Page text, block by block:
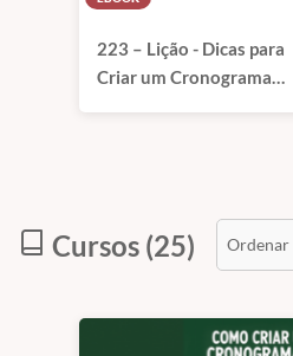
223 – Lição - Dicas para
Criar um Cronograma
Cursos (25) Ordenar